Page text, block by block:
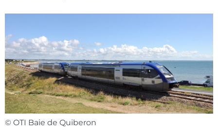
© OTI Baie de Quiberon